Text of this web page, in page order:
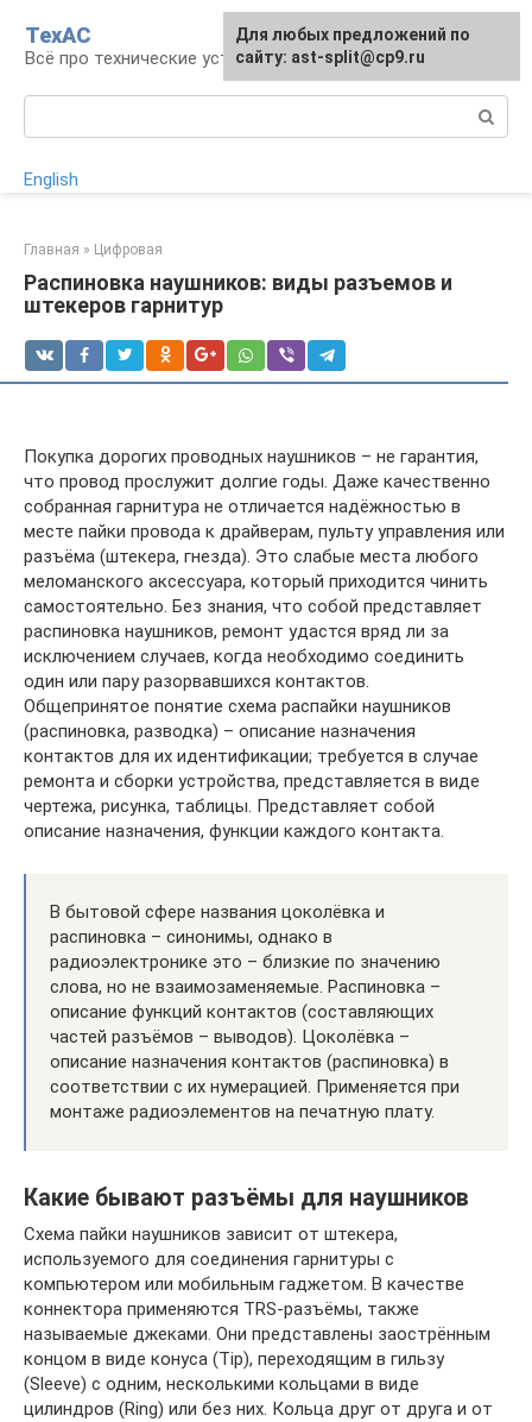
контенту
ТехАС
Всё про технические устройства
English
Главная » Цифровая
Распиновка наушников: виды разъемов и
штекеров гарнитур
Покупка дорогих проводных наушников – не гарантия,
что провод прослужит долгие годы. Даже качественно
собранная гарнитура не отличается надёжностью в
месте пайки провода к драйверам, пульту управления или
разъёма (штекера, гнезда). Это слабые места любого
меломанского аксессуара, который приходится чинить
самостоятельно. Без знания, что собой представляет
распиновка наушников, ремонт удастся вряд ли за
исключением случаев, когда необходимо соединить
один или пару разорвавшихcя контактов.
Общепринятое понятие схема распайки наушников
(распиновка, разводка) – описание назначения
контактов для их идентификации; требуется в случае
ремонта и сборки устройства, представляется в виде
чертежа, рисунка, таблицы. Представляет собой
описание назначения, функции каждого контакта.
В бытовой сфере названия цоколёвка и
распиновка – синонимы, однако в
радиоэлектронике это – близкие по значению
слова, но не взаимозаменяемые. Распиновка –
описание функций контактов (составляющих
частей разъёмов – выводов). Цоколёвка –
описание назначения контактов (распиновка) в
соответствии с их нумерацией. Применяется при
монтаже радиоэлементов на печатную плату.
Какие бывают разъёмы для наушников
Схема пайки наушников зависит от штекера,
используемого для соединения гарнитуры с
компьютером или мобильным гаджетом. В качестве
коннектора применяются TRS-разъёмы, также
называемые джеками. Они представлены заострённым
концом в виде конуса (Tip), переходящим в гильзу
(Sleeve) с одним, несколькими кольцами в виде
цилиндров (Ring) или без них. Кольца друг от друга и от
Для любых предложений по
сайту: ast-split@cp9.ru